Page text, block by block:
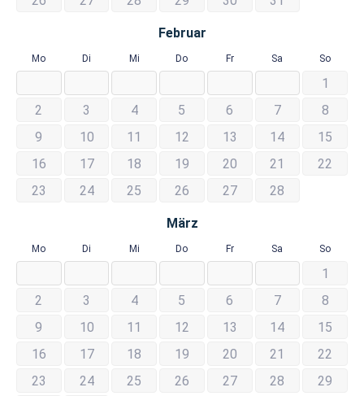
Februar
Mo Di Mi Do Fr Sa So
1
2
3 4 5 6 7
8
9
10 11 12 13 14
15
16
17 18 19 20 21
22
23
24 25 26 27 28
März
Mo Di Mi Do Fr Sa So
1
2
3 4 5 6 7
8
9
10 11 12 13 14
15
16
17 18 19 20 21
22
23
24 25 26 27 28
29